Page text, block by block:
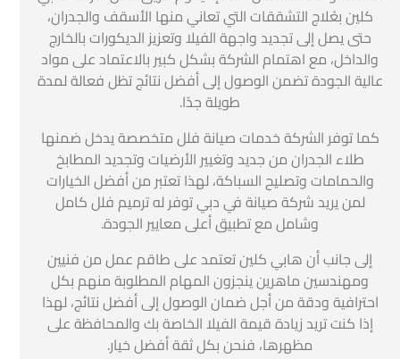
كلين بعْلاج التشققات التي تعاني منها الأسقف والجدران،
حتى يصل إلى تجديد واجهة الفيلا وتعزيز الديكورات بالخارج
والداخل، مع اهتمام الشركة بشكل كبير بالاعتماد على مواد
عالية الجودة تضمن الوصول إلى أفضل نتائج تظل فعالة لمدة
طويلة جدًا.
كما توفر الشركة خدمات صيانة فلل متخصصة يدخل ضمنها
طلاء الجدران من جديد وتغيير الأرضيات وتجديد المطابخ
والحمامات وتصليح السباكة، لهذا تعتبر من أفضل الخيارات
لمن يريد شركة صيانة في دبي توفر له ترميم فلل كامل
وشامل مع تطبيق أعلى معايير الجودة.
إلى جانب أن هابي كلين تعتمد على طاقم عمل من فنيين
ومهندسين ماهرين ينجزون المهام المطلوبة منهم بكل
احترافية ودقة من أجل ضمان الوصول إلى أفضل نتائج، لهذا
إذا كنت تريد زيادة قيمة الفيلا الخاصة بك والمحافظة على
مظهرها، فنحن بكل ثقة أفضل خيار.